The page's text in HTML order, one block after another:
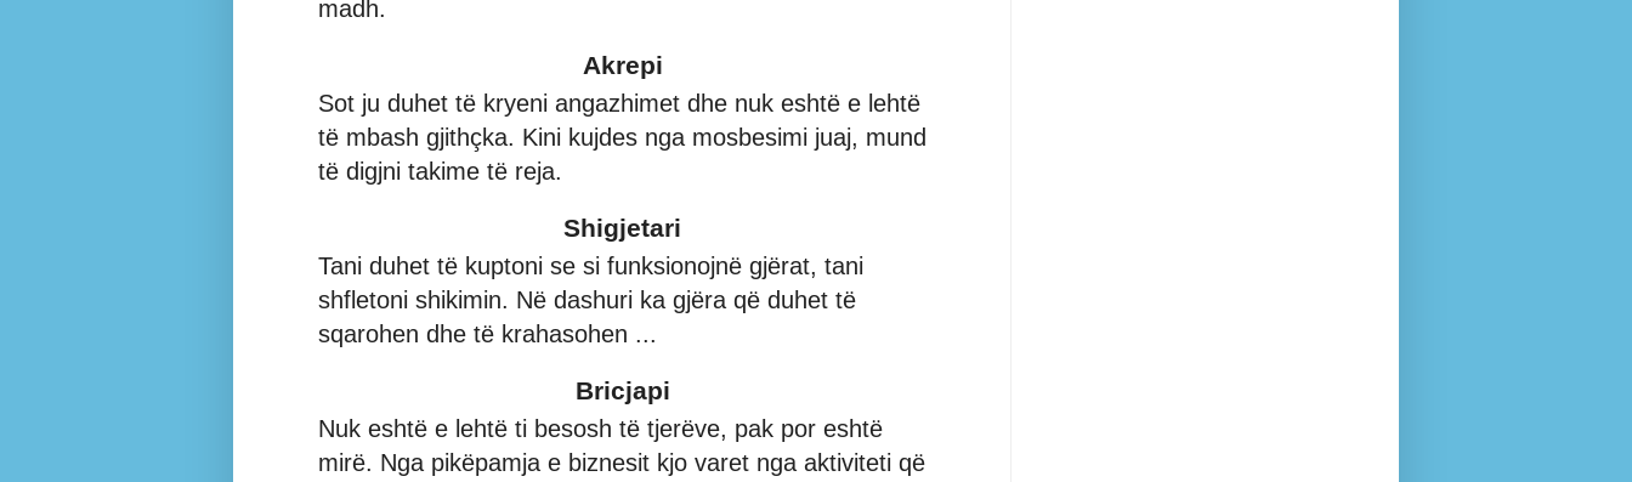
madh.
Akrepi
Sot ju duhet të kryeni angazhimet dhe nuk eshtë e lehtë
të mbash gjithçka. Kini kujdes nga mosbesimi juaj, mund
të digjni takime të reja.
Shigjetari
Tani duhet të kuptoni se si funksionojnë gjërat, tani
shfletoni shikimin. Në dashuri ka gjëra që duhet të
sqarohen dhe të krahasohen ...
Bricjapi
Nuk eshtë e lehtë ti besosh të tjerëve, pak por eshtë
mirë. Nga pikëpamja e biznesit kjo varet nga aktiviteti që